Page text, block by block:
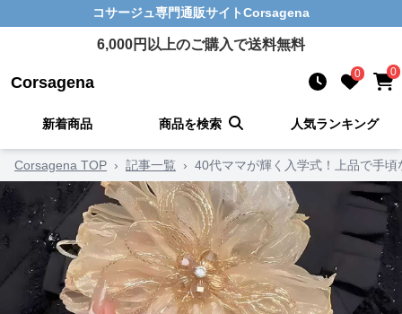
コサージュ専門通販サイトCorsagena
6,000円以上のご購入で送料無料
Corsagena 0 0
新着商品 商品を検索 人気ランキング
Corsagena TOP › 記事一覧 › 40代ママが輝く入学式！上品で手